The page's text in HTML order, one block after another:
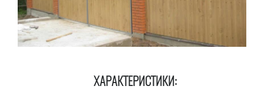
ХАРАКТЕРИСТИКИ: